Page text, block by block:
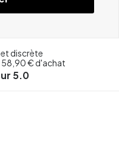
discrète
58,90 € d'achat
5.0